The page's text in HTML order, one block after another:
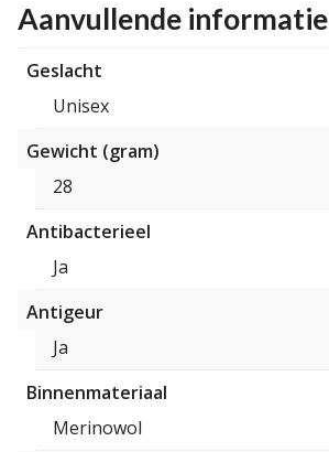
Aanvullende informatie
Geslacht
Unisex
Gewicht (gram)
28
Antibacterieel
Ja
Antigeur
Ja
Binnenmateriaal
Merinowol